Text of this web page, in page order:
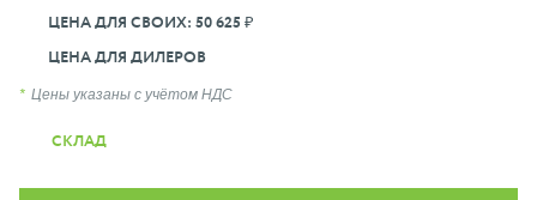
ЦЕНА ДЛЯ СВОИХ: 50 625 ₽
ЦЕНА ДЛЯ ДИЛЕРОВ
Цены указаны с учётом НДС
СКЛАД